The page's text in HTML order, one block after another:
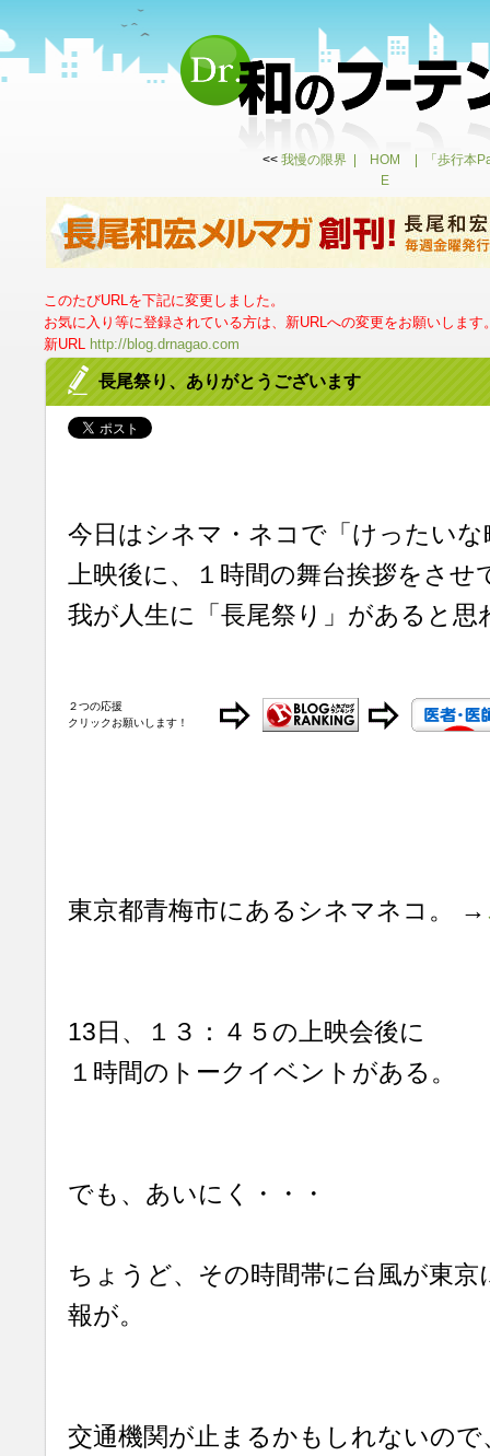
<< 我慢の限界
HOM
E
「歩行本
このたびURLを下記に変更しました。
お気に入り等に登録されている方は、新URLへの変更をお願いします
新URL http://blog.drnagao.com
長尾祭り、ありがとうございます
今日はシネマ・ネコで「けったいな
上映後に、１時間の舞台挨拶をさせ
我が人生に「長尾祭り」があると思
２つの応援
クリックお願いします！
東京都青梅市にあるシネマネコ。 →
13日、１３：４５の上映会後に
１時間のトークイベントがある。
でも、あいにく・・・
ちょうど、その時間帯に台風が東
報が。
交通機関が止まるかもしれないので